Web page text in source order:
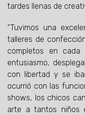
tardes llenas de
“Tuvimos una
talleres de
completos en cada
entusiasmo,
con libertad y se
ocurrió con las
shows, los chicos
arte a tantos niños